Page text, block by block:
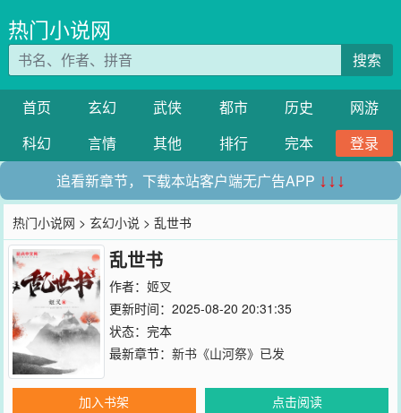
热门小说网
搜索
首页 玄幻 武侠 都市 历史
网游
科幻
言情 其他 排行 完本
登录
追看新章节，下载本站客户端无广告APP ↓↓↓
热门小说网 >玄幻小说 > 乱世书
乱世书
作者： 姬叉
更新时间：2025-08-20 20:31:35
状态：完本
最新章节： 新书《山河祭》已发
加入书架
点击阅读